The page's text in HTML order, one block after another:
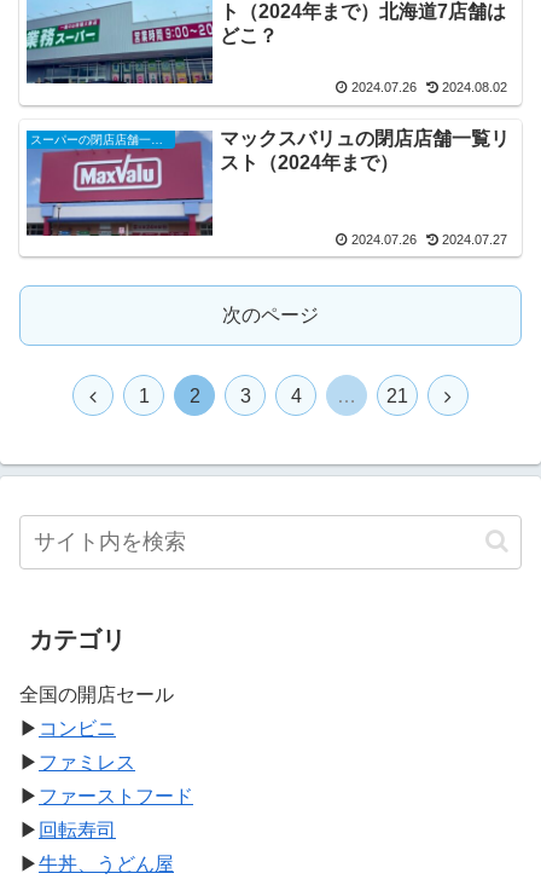
ト（2024年まで）北海道7店舗は
どこ？
2024.07.26 2024.08.02
スーパーの閉店店舗一覧リスト（2025年）
マックスバリュの閉店店舗一覧リ
スト（2024年まで）
2024.07.26 2024.07.27
次のページ
1 2 3 4 … 21
カテゴリ
全国の開店セール
▶ コンビニ
▶ ファミレス
▶ ファーストフード
▶ 回転寿司
▶牛丼、うどん屋